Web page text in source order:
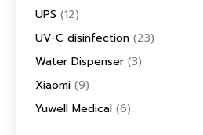
UPS (12)
UV-C disinfection (23)
Water Dispenser (3)
Xiaomi (9)
Yuwell Medical (6)